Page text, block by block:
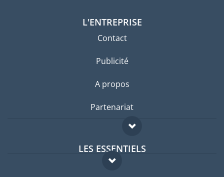
L'ENTREPRISE
Contact
Publicité
A propos
Partenariat
LES ESSENTIELS
Forum expatriés